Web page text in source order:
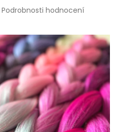
Podrobnosti hodnocení